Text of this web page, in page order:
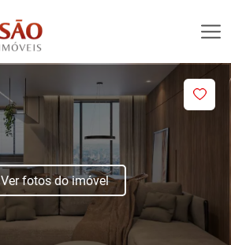
Ver fotos do imóvel